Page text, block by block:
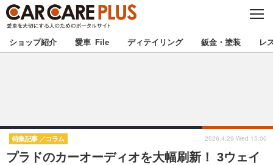
C
S
E
★カーケアプラス認定★ 厳選プロショップを地域から探す
甲信越 北陸
東海 関西
ショップ紹介 愛車 File ディテイリング 鈑金・塗装 レ
プラドのカーオーディオを大幅刷新！ 3ウェイ
特集記事 コラム 2026.4.29 Wed 15:00